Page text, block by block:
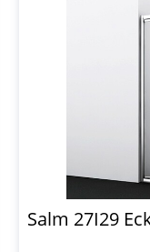
Salm 27I29